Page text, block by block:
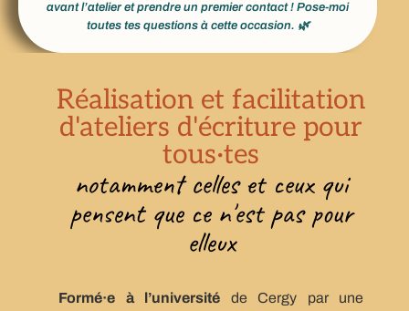
avant l’atelier et prendre un premier contact ! Pose-moi
toutes tes questions à cette occasion. 🌿
Réalisation et facilitation
d'ateliers d'écriture pour
tous·tes
notamment celles et ceux qui
pensent que ce n'est pas pour
elleux
Formé·e à l’université de Cergy par une